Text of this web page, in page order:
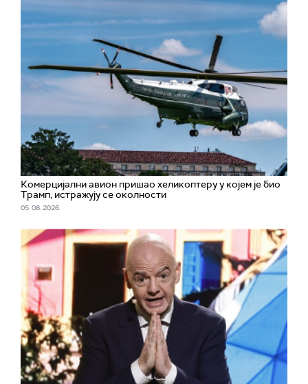
Комерцијални авион пришао хеликоптеру у којем је био
Трамп, истражују се околности
05. 08. 2026.